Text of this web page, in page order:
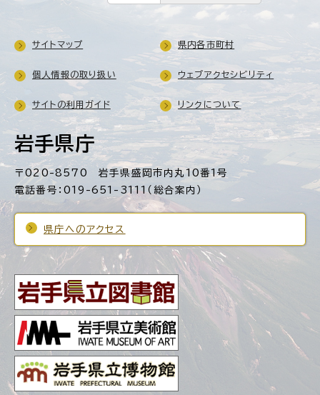
岩手県庁
〒020-8570 岩手県盛岡市内丸10番1号
電話番号：019-651-3111（総合案内）
県庁へのアクセス
サイトマップ 県内各市町村
個人情報の取り扱い ウェブアクセシビリティ
サイトの利用ガイド リンクについて